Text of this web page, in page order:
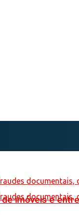
imóveis e